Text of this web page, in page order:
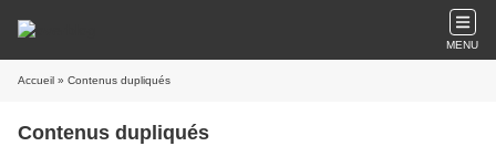
MENU
Accueil » Contenus dupliqués
Contenus dupliqués